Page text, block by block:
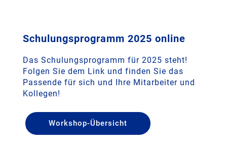
Schulungsprogramm 2025 online
Das Schulungsprogramm für 2025 steht!
Folgen Sie dem Link und finden Sie das
Passende für sich und Ihre Mitarbeiter und
Kollegen!
Workshop-Übersicht